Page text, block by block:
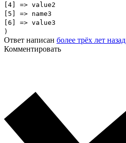
[4] => value2
[5] => name3
[6] => value3
)
Ответ написан более трёх лет назад
Комментировать